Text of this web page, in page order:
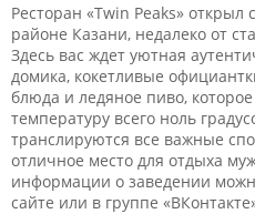
Ресторан «Twin Peaks» открыл
районе Казани, недалеко от
Здесь вас ждет уютная
домика, кокетливые
блюда и ледяное пиво,
температуру всего ноль
транслируются все важные
отличное место для отдыха
информации о заведении
сайте или в группе